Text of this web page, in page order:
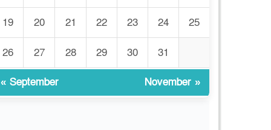
৮
এমপিওভুক্ত শিক্ষকদের
বদলি কার্যক্রম চালু
৯
গবেষণার আগে গবেষণার
ভিত্তি: বিশ্ববিদ্যালয় কি
প্রস্তুত?
19 20 21 22 23 24 25
26 27 28 29 30 31
« September November »